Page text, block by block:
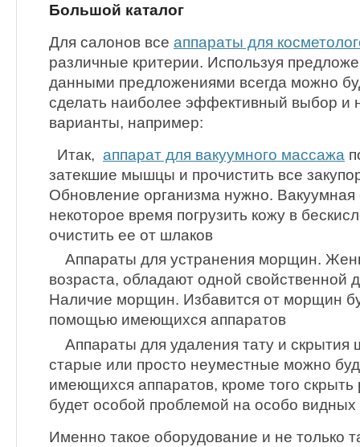
Большой каталог
Для салонов все аппараты для
различные критерии. Используя
данными предложениями всегда можно
сделать наиболее эффективный выбор и
варианты, например:
Итак, аппарат для вакуумного массажа
затекшие мышцы и прочистить все
Обновление организма нужно. Вакуумная
некоторое время погрузить кожу в
очистить ее от шлаков
Аппараты для устранения морщин.
возраста, обладают одной свойственной
Наличие морщин. Избавится от морщин
помощью имеющихся аппаратов
Аппараты для удаления тату и скрытия
старые или просто неуместные можно
имеющихся аппаратов, кроме того
будет особой проблемой на особо видных
Именно такое оборудование и не только